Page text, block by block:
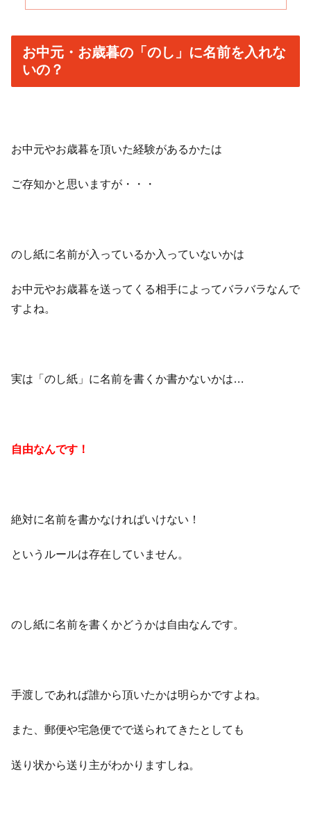
お中元・お歳暮の「のし」に名前を入れな
いの？
お中元やお歳暮を頂いた経験があるかたは
ご存知かと思いますが・・・
のし紙に名前が入っているか入っていないかは
お中元やお歳暮を送ってくる相手によってバラバラなんで
すよね。
実は「のし紙」に名前を書くか書かないかは…
自由なんです！
絶対に名前を書かなければいけない！
というルールは存在していません。
のし紙に名前を書くかどうかは自由なんです。
手渡しであれば誰から頂いたかは明らかですよね。
また、郵便や宅急便でで送られてきたとしても
送り状から送り主がわかりますしね。